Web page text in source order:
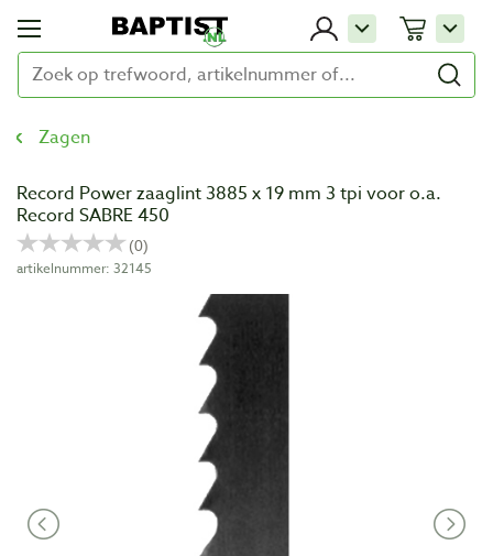
Zagen
Record Power zaaglint 3885 x 19 mm 3 tpi voor o.a.
Record SABRE 450
artikelnummer: 32145